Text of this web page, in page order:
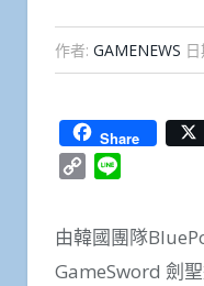
作者: GAMENEWS
Share
Copy
由韓國團隊
GameSword 劍